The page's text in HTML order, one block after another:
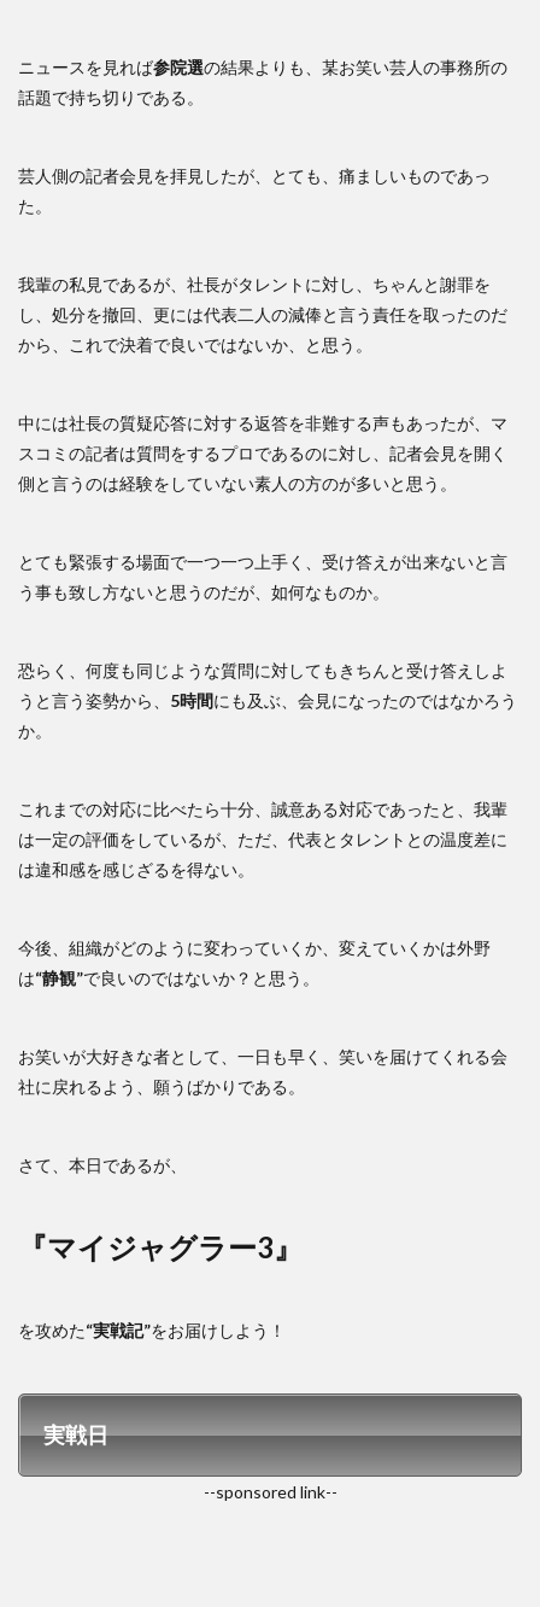
ニュースを見れば参院選の結果よりも、某お笑い芸人の事務所の
話題で持ち切りである。
芸人側の記者会見を拝見したが、とても、痛ましいものであっ
た。
我輩の私見であるが、社長がタレントに対し、ちゃんと謝罪を
し、処分を撤回、更には代表二人の減俸と言う責任を取ったのだ
から、これで決着で良いではないか、と思う。
中には社長の質疑応答に対する返答を非難する声もあったが、マ
スコミの記者は質問をするプロであるのに対し、記者会見を開く
側と言うのは経験をしていない素人の方のが多いと思う。
とても緊張する場面で一つ一つ上手く、受け答えが出来ないと言
う事も致し方ないと思うのだが、如何なものか。
恐らく、何度も同じような質問に対してもきちんと受け答えしよ
うと言う姿勢から、 5時間にも及ぶ、会見になったのではなかろう
か。
これまでの対応に比べたら十分、誠意ある対応であったと、我輩
は一定の評価をしているが、ただ、代表とタレントとの温度差に
は違和感を感じざるを得ない。
今後、組織がどのように変わっていくか、変えていくかは外野
は“静観”で良いのではないか？と思う。
お笑いが大好きな者として、一日も早く、笑いを届けてくれる会
社に戻れるよう、願うばかりである。
さて、本日であるが、
『マイジャグラー3』
を攻めた“実戦記”をお届けしよう！
実戦日
--sponsored link--